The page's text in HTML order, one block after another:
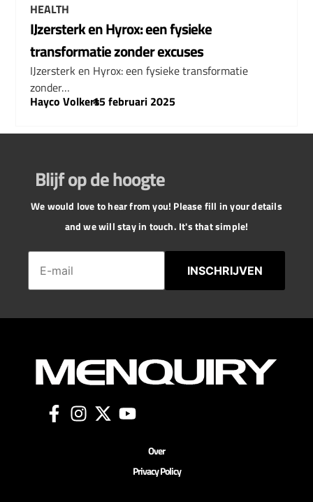
HEALTH
IJzersterk en Hyrox: een fysieke
transformatie zonder excuses
IJzersterk en Hyrox: een fysieke transformatie
zonder…
Hayco Volkers
–
15 februari 2025
Blijf op de hoogte
We would love to hear from you! Please fill in your details
and we will stay in touch. It's that simple!
INSCHRIJVEN
Over
Privacy Policy